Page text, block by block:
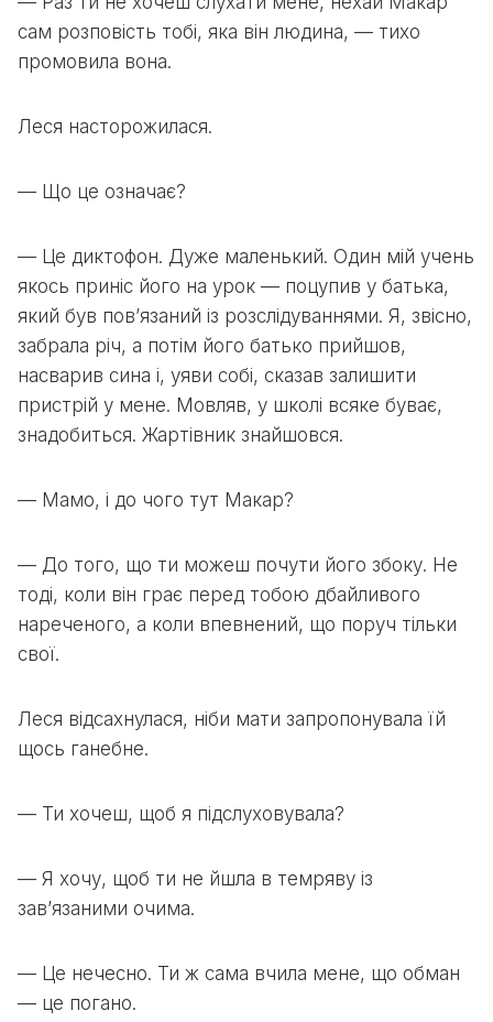
сам розповість тобі, яка він людина, — тихо
промовила вона.
Леся насторожилася.
— Що це означає?
— Це диктофон. Дуже маленький. Один мій учень
якось приніс його на урок — поцупив у батька,
який був пов’язаний із розслідуваннями. Я, звісно,
забрала річ, а потім його батько прийшов,
насварив сина і, уяви собі, сказав залишити
пристрій у мене. Мовляв, у школі всяке буває,
знадобиться. Жартівник знайшовся.
— Мамо, і до чого тут Макар?
— До того, що ти можеш почути його збоку. Не
тоді, коли він грає перед тобою дбайливого
нареченого, а коли впевнений, що поруч тільки
свої.
Леся відсахнулася, ніби мати запропонувала їй
щось ганебне.
— Ти хочеш, щоб я підслуховувала?
— Я хочу, щоб ти не йшла в темряву із
зав’язаними очима.
— Це нечесно. Ти ж сама вчила мене, що обман
— це погано.